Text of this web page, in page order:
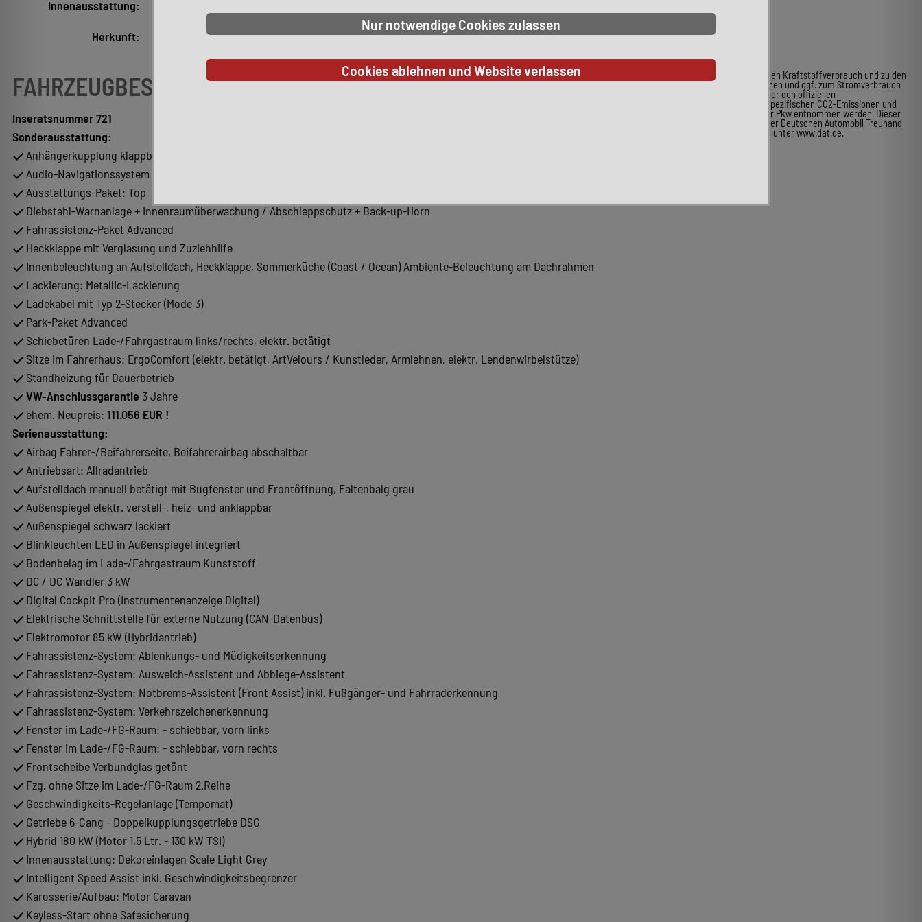
Innenausstattung:
Herkunft: Deutsche Ausführung
FAHRZEUGBESCHREIBUNG
Inseratsnummer 721
Sonderausstattung:
Anhängerkupplung klappbar (elektr. Entriegelung)
Audio-Navigationssystem Discover Pro (Touchscreen-Farbdisplay 10", inkl. Streaming & Internet)
Ausstattungs-Paket: Top
Diebstahl-Warnanlage + Innenraumüberwachung / Abschleppschutz + Back-up-Horn
Fahrassistenz-Paket Advanced
Heckklappe mit Verglasung und Zuziehhilfe
Innenbeleuchtung an Aufstelldach, Heckklappe, Sommerküche (Coast / Ocean) Ambiente-Beleuchtung am Dachrahmen
Lackierung: Metallic-Lackierung
Ladekabel mit Typ 2-Stecker (Mode 3)
Park-Paket Advanced
Schiebetüren Lade-/Fahrgastraum links/rechts, elektr. betätigt
Sitze im Fahrerhaus: ErgoComfort (elektr. betätigt, ArtVelours / Kunstleder, Armlehnen, elektr. Lendenwirbelstütze)
Standheizung für Dauerbetrieb
VW-Anschlussgarantie 3 Jahre
ehem. Neupreis: 111.056 EUR !
Serienausstattung:
Airbag Fahrer-/Beifahrerseite, Beifahrerairbag abschaltbar
Antriebsart: Allradantrieb
Aufstelldach manuell betätigt mit Bugfenster und Frontöffnung, Faltenbalg grau
Außenspiegel elektr. verstell-, heiz- und anklappbar
Außenspiegel schwarz lackiert
Blinkleuchten LED in Außenspiegel integriert
Bodenbelag im Lade-/Fahrgastraum Kunststoff
DC / DC Wandler 3 kW
Digital Cockpit Pro (Instrumentenanzeige Digital)
Elektrische Schnittstelle für externe Nutzung (CAN-Datenbus)
Elektromotor 85 kW (Hybridantrieb)
Fahrassistenz-System: Ablenkungs- und Müdigkeitserkennung
Fahrassistenz-System: Ausweich-Assistent und Abbiege-Assistent
Fahrassistenz-System: Notbrems-Assistent (Front Assist) inkl. Fußgänger- und Fahrraderkennung
Fahrassistenz-System: Verkehrszeichenerkennung
Fenster im Lade-/FG-Raum: - schiebbar, vorn links
Fenster im Lade-/FG-Raum: - schiebbar, vorn rechts
Frontscheibe Verbundglas getönt
Fzg. ohne Sitze im Lade-/FG-Raum 2.Reihe
Geschwindigkeits-Regelanlage (Tempomat)
Getriebe 6-Gang - Doppelkupplungsgetriebe DSG
Hybrid 180 kW (Motor 1,5 Ltr. - 130 kW TSI)
Innenausstattung: Dekoreinlagen Scale Light Grey
Intelligent Speed Assist inkl. Geschwindigkeitsbegrenzer
Karosserie/Aufbau: Motor Caravan
Keyless-Start ohne Safesicherung
* Weitere Informationen zum offiziellen Kraftstoffverbrauch und zu den
offiziellen spezifischen CO2-Emissionen und ggf. zum Stromverbrauch
neuer Pkw können dem Leitfaden über den offiziellen
Kraftstoffverbrauch, die offiziellen spezifischen CO2-Emissionen und
den offiziellen Stromverbrauch neuer Pkw entnommen werden. Dieser
ist an allen Verkaufsstellen und bei der Deutschen Automobil Treuhand
GmbH unentgeltlich erhältlich, sowie unter www.dat.de.